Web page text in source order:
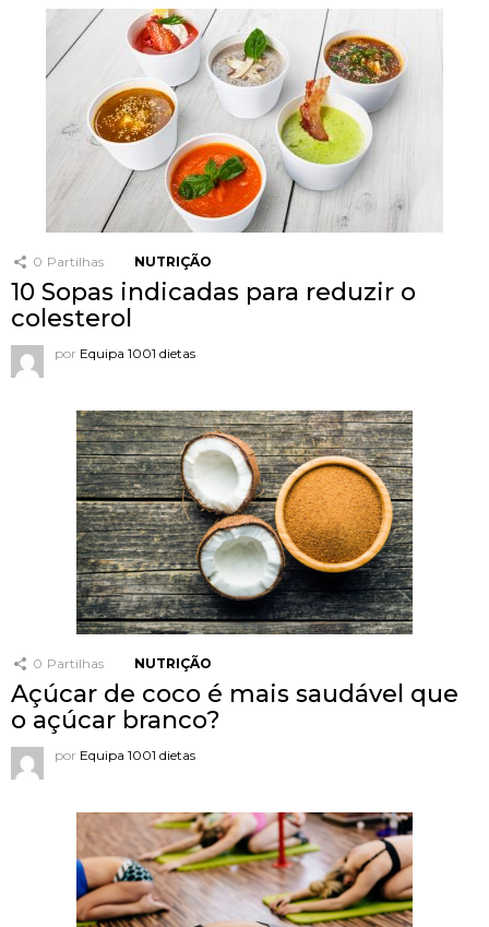
0 Partilhas NUTRIÇÃO
10 Sopas indicadas para reduzir o
colesterol
por Equipa 1001 dietas
0 Partilhas NUTRIÇÃO
Açúcar de coco é mais saudável que
o açúcar branco?
por Equipa 1001 dietas